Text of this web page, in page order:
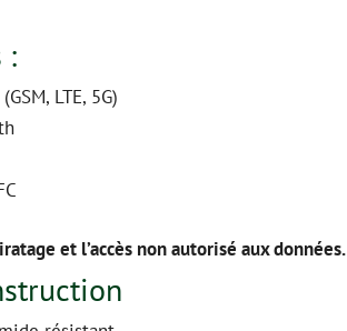
:
LTE, 5G)
et l’accès non autorisé aux données.